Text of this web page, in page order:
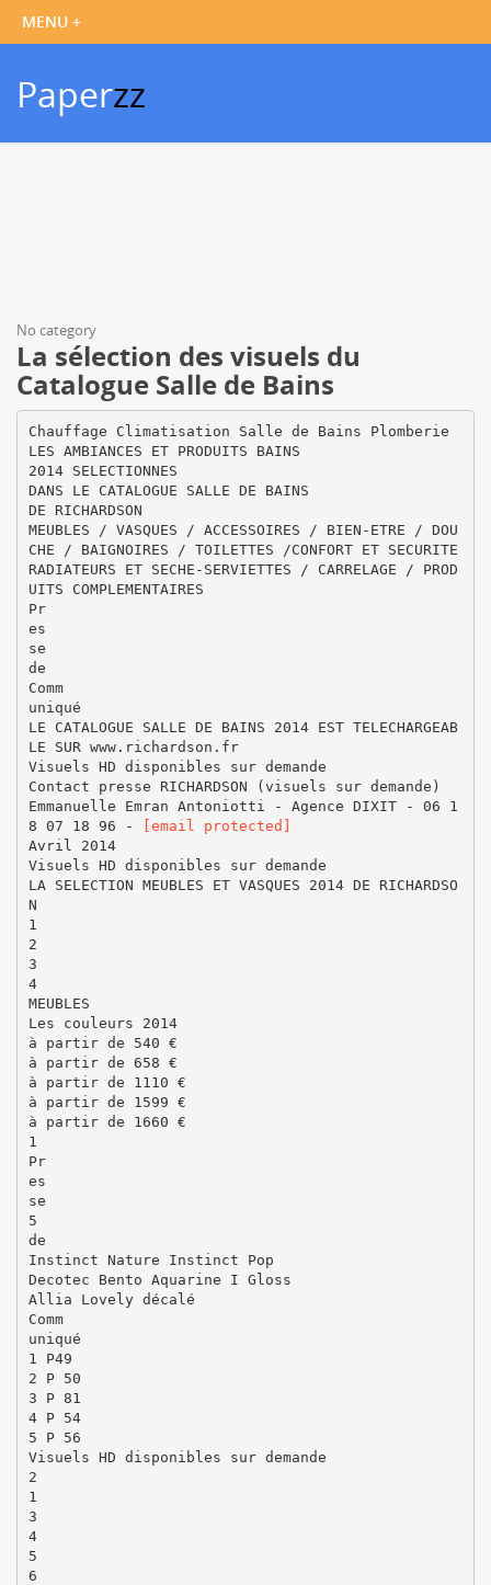
Paperzz
No category
La sélection des visuels du
Catalogue Salle de Bains
Chauffage Climatisation Salle de Bains Plomberie
LES AMBIANCES ET PRODUITS BAINS
2014 SELECTIONNES
DANS LE CATALOGUE SALLE DE BAINS
DE RICHARDSON
MEUBLES / VASQUES / ACCESSOIRES / BIEN-ETRE / DOU
CHE / BAIGNOIRES / TOILETTES /CONFORT ET SECURITE
RADIATEURS ET SECHE-SERVIETTES / CARRELAGE / PROD
UITS COMPLEMENTAIRES
Pr
es
se
de
Comm
uniqué
LE CATALOGUE SALLE DE BAINS 2014 EST TELECHARGEAB
LE SUR www.richardson.fr
Visuels HD disponibles sur demande
Contact presse RICHARDSON (visuels sur demande)
Emmanuelle Emran Antoniotti - Agence DIXIT - 06 1
8 07 18 96 -
[email protected]
Avril 2014
Visuels HD disponibles sur demande
LA SELECTION MEUBLES ET VASQUES 2014 DE RICHARDSO
N
1
2
3
4
MEUBLES
Les couleurs 2014
à partir de 540 €
à partir de 658 €
à partir de 1110 €
à partir de 1599 €
à partir de 1660 €
1
Pr
es
se
5
de
Instinct Nature Instinct Pop
Decotec Bento Aquarine I Gloss
Allia Lovely décalé
Comm
uniqué
1 P49
2 P 50
3 P 81
4 P 54
5 P 56
Visuels HD disponibles sur demande
2
1
3
4
5
6